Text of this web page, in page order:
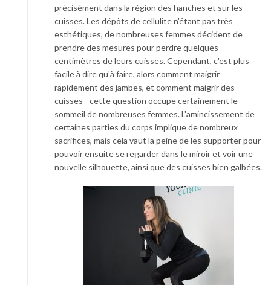
précisément dans la région des hanches et sur les
cuisses. Les dépôts de cellulite n'étant pas très
esthétiques, de nombreuses femmes décident de
prendre des mesures pour perdre quelques
centimètres de leurs cuisses. Cependant, c'est plus
facile à dire qu'à faire, alors comment maigrir
rapidement des jambes, et comment maigrir des
cuisses - cette question occupe certainement le
sommeil de nombreuses femmes. L'amincissement de
certaines parties du corps implique de nombreux
sacrifices, mais cela vaut la peine de les supporter pour
pouvoir ensuite se regarder dans le miroir et voir une
nouvelle silhouette, ainsi que des cuisses bien galbées.